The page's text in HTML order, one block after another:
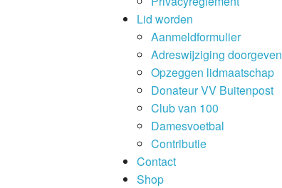
Lid worden
Aanmeldformulier
Adreswijziging doorgeven
Opzeggen lidmaatschap
Donateur VV Buitenpost
Club van 100
Damesvoetbal
Contributie
Contact
Shop